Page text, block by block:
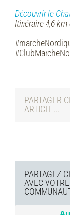
Découvrir le
Itinéraire 4,6 km
PARTAGER
ARTICLE...
PARTAGEZ
AVEC VOTRE